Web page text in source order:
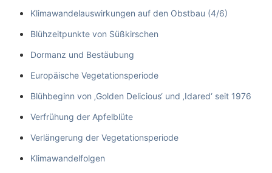
Klimawandelauswirkungen auf den Obstbau (4/6)
Blühzeitpunkte von Süßkirschen
Dormanz und Bestäubung
Europäische Vegetationsperiode
Blühbeginn von ‚Golden Delicious‘ und ‚Idared‘ seit 1976
Verfrühung der Apfelblüte
Verlängerung der Vegetationsperiode
Klimawandelfolgen